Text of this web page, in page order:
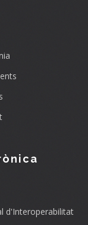
d'Interoperabilitat